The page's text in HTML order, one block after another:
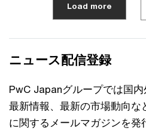
Load more
ニュース配信登録
PwC Japanグループでは国
最新情報、最新の市場動向な
に関するメールマガジンを発